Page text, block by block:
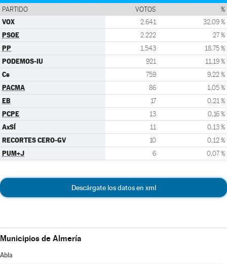
PARTIDO VOTOS %
VOX 2.641 32,09 %
PSOE 2.222 27 %
PP 1.543 18,75 %
PODEMOS-IU 921 11,19 %
Cs 759 9,22 %
PACMA 86 1,05 %
EB 17 0,21 %
PCPE 13 0,16 %
AxSÍ 11 0,13 %
RECORTES CERO-GV 10 0,12 %
PUM+J 6 0,07 %
Descárgate los datos en xml
Municipios de Almería
Abla